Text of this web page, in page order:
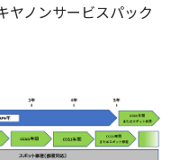
ヤノンサービスパック